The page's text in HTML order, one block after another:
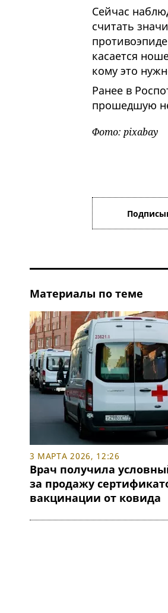
Сейчас
считать
касается
кому это
Ранее в
прошедшую
Фото: pixabay
Материалы по теме
3 МАРТА 2026, 12:26
Врач получила
за продажу
вакцинации от ковида